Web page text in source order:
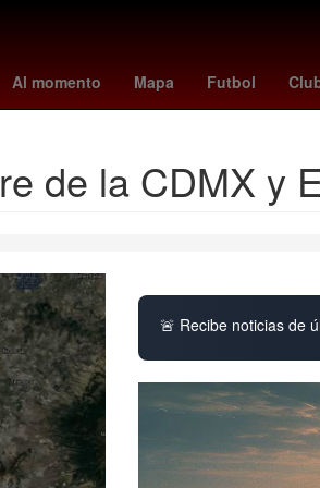
Al momento Mapa Futbol
México Suena Villa Madero Zapotlán
de la CDMX y
🚨 Recibe noticias de